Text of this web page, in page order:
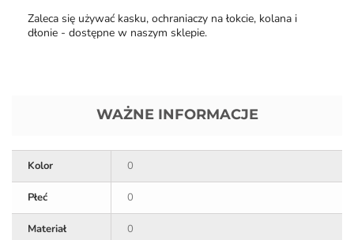
Zaleca się używać kasku, ochraniaczy na łokcie, kolana i
dłonie - dostępne w naszym sklepie.
WAŻNE INFORMACJE
Kolor 0
Płeć 0
Materiał 0